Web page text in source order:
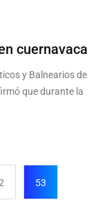
cuernavaca
y Balnearios de
que durante la
53